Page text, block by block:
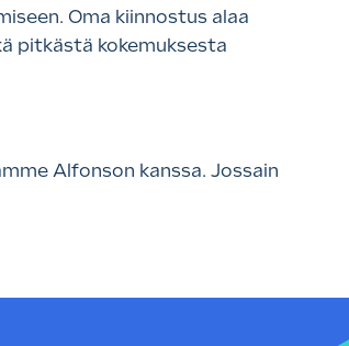
Oma kiinnostus alaa
pitkästä kokemuksesta
Alfonson kanssa. Jossain